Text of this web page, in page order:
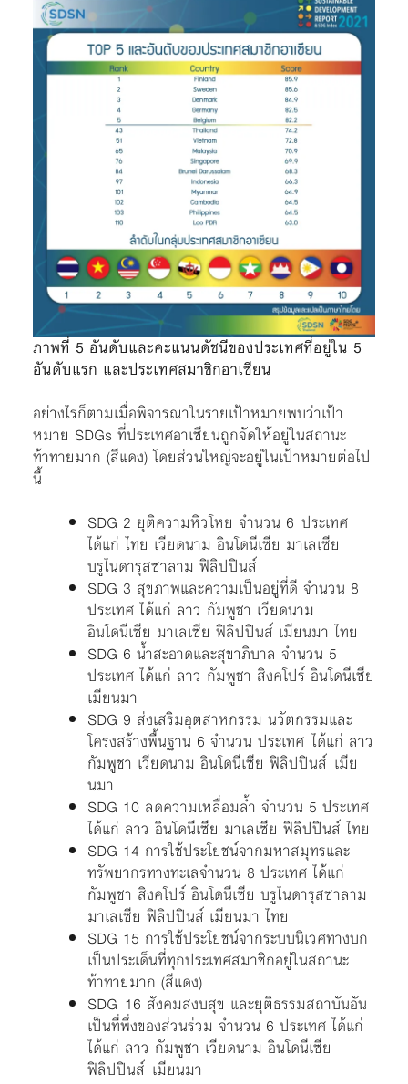
ภาพที่ 5 อันดับและคะแนนดัชนีของประเทศที่อยู่ใน 5
อันดับแรก และประเทศสมาชิกอาเซียน
อย่างไรก็ตามเมื่อพิจารณาในรายเป้าหมายพบว่าเป้า
หมาย SDGs ที่ประเทศอาเซียนถูกจัดให้อยู่ในสถานะ
ท้าทายมาก (สีแดง) โดยส่วนใหญ่จะอยู่ในเป้าหมายต่อไป
นี้
SDG 2 ยุติความหิวโหย จำนวน 6 ประเทศ
ได้แก่ ไทย เวียดนาม อินโดนีเซีย มาเลเซีย
บรูไนดารุสซาลาม ฟิลิปปินส์
SDG 3 สุขภาพและความเป็นอยู่ที่ดี จำนวน 8
ประเทศ ได้แก่ ลาว กัมพูชา เวียดนาม
อินโดนีเซีย มาเลเซีย ฟิลิปปินส์ เมียนมา ไทย
SDG 6 น้ำสะอาดและสุขาภิบาล จำนวน 5
ประเทศ ได้แก่ ลาว กัมพูชา สิงคโปร์ อินโดนีเซีย
เมียนมา
SDG 9 ส่งเสริมอุตสาหกรรม นวัตกรรมและ
โครงสร้างพื้นฐาน 6 จำนวน ประเทศ ได้แก่ ลาว
กัมพูชา เวียดนาม อินโดนีเซีย ฟิลิปปินส์ เมีย
นมา
SDG 10 ลดความเหลื่อมล้ำ จำนวน 5 ประเทศ
ได้แก่ ลาว อินโดนีเซีย มาเลเซีย ฟิลิปปินส์ ไทย
SDG 14 การใช้ประโยชน์จากมหาสมุทรและ
ทรัพยากรทางทะเลจำนวน 8 ประเทศ ได้แก่
กัมพูชา สิงคโปร์ อินโดนีเซีย บรูไนดารุสซาลาม
มาเลเซีย ฟิลิปปินส์ เมียนมา ไทย
SDG 15 การใช้ประโยชน์จากระบบนิเวศทางบก
เป็นประเด็นที่ทุกประเทศสมาชิกอยู่ในสถานะ
ท้าทายมาก (สีแดง)
SDG 16 สังคมสงบสุข และยุติธรรมสถาบันอัน
เป็นที่พึ่งของส่วนร่วม จำนวน 6 ประเทศ ได้แก่
ได้แก่ ลาว กัมพูชา เวียดนาม อินโดนีเซีย
ฟิลิปปินส์ เมียนมา